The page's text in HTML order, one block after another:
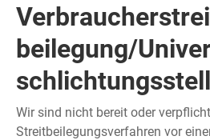
beilegung/
Wir sind nicht bereit oder
Streitbeilegungsverfahren vor